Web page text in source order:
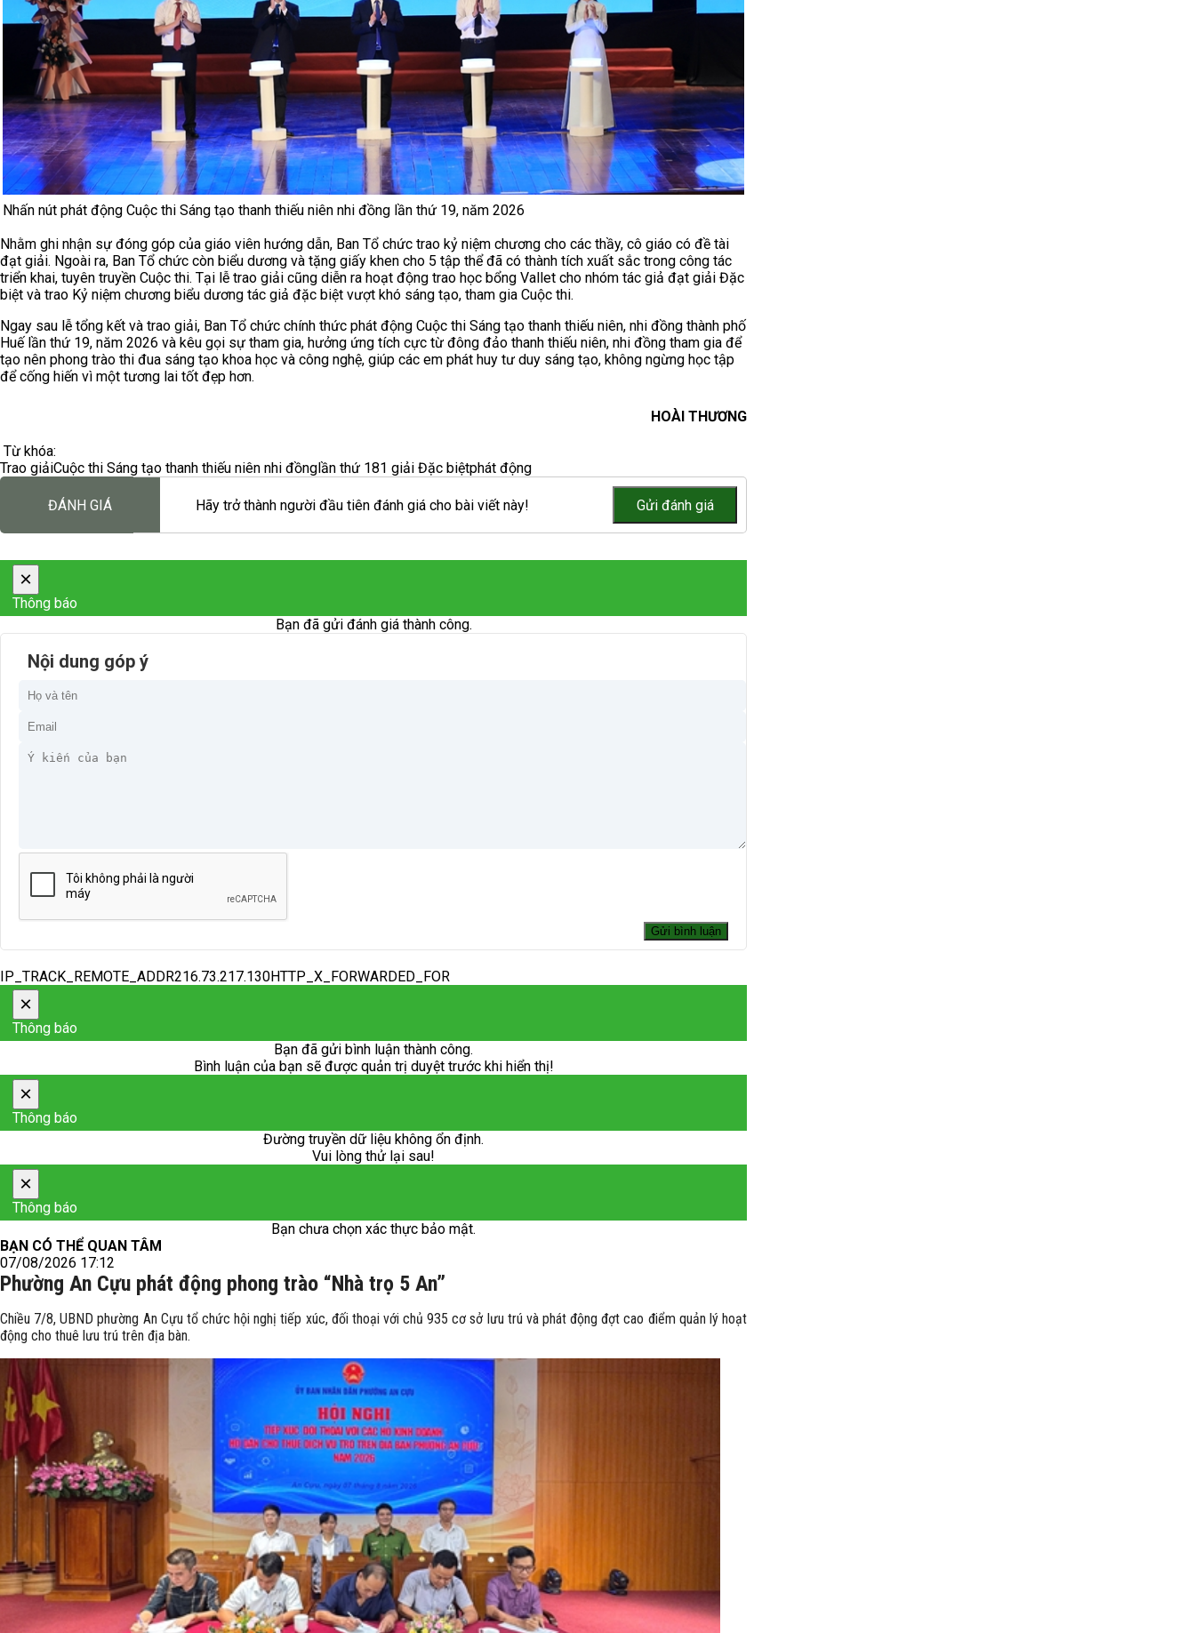
Nhấn nút phát động Cuộc thi Sáng tạo thanh thiếu niên nhi đồng lần thứ 19, năm 2026
Nhằm ghi nhận sự đóng góp của giáo viên hướng dẫn, Ban Tổ chức trao kỷ niệm chương cho các thầy, cô giáo có đề tài
đạt giải. Ngoài ra, Ban Tổ chức còn biểu dương và tặng giấy khen cho 5 tập thể đã có thành tích xuất sắc trong công tác
triển khai, tuyên truyền Cuộc thi. Tại lễ trao giải cũng diễn ra hoạt động trao học bổng Vallet cho nhóm tác giả đạt giải Đặc
biệt và trao Kỷ niệm chương biểu dương tác giả đặc biệt vượt khó sáng tạo, tham gia Cuộc thi.
Ngay sau lễ tổng kết và trao giải, Ban Tổ chức chính thức phát động Cuộc thi Sáng tạo thanh thiếu niên, nhi đồng thành phố
Huế lần thứ 19, năm 2026 và kêu gọi sự tham gia, hưởng ứng tích cực từ đông đảo thanh thiếu niên, nhi đồng tham gia để
tạo nên phong trào thi đua sáng tạo khoa học và công nghệ, giúp các em phát huy tư duy sáng tạo, không ngừng học tập
để cống hiến vì một tương lai tốt đẹp hơn.
HOÀI THƯƠNG
Từ khóa:
Trao giảiCuộc thi Sáng tạo thanh thiếu niên nhi đồnglần thứ 181 giải Đặc biệtphát động
ĐÁNH GIÁ Hãy trở thành người đầu tiên đánh giá cho bài viết này!
×
Thông báo
Bạn đã gửi đánh giá thành công.
Nội dung góp ý
IP_TRACK_REMOTE_ADDR216.73.217.130HTTP_X_FORWARDED_FOR
×
Thông báo
Bạn đã gửi bình luận thành công.
Bình luận của bạn sẽ được quản trị duyệt trước khi hiển thị!
×
Thông báo
Đường truyền dữ liệu không ổn định.
Vui lòng thử lại sau!
×
Thông báo
Bạn chưa chọn xác thực bảo mật.
BẠN CÓ THỂ QUAN TÂM
07/08/2026 17:12
Phường An Cựu phát động phong trào “Nhà trọ 5 An”
Chiều 7/8, UBND phường An Cựu tổ chức hội nghị tiếp xúc, đối thoại với chủ 935 cơ sở lưu trú và phát động đợt cao điểm quản lý hoạt
động cho thuê lưu trú trên địa bàn.